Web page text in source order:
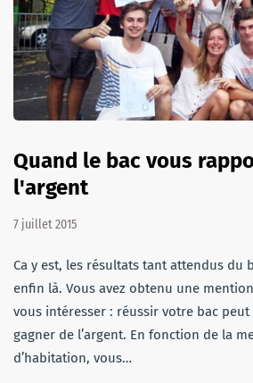
Quand le bac vous
l'argent
7 juillet 2015
Ca y est, les résultats tant attendus du
enfin là. Vous avez obtenu une
vous intéresser : réussir votre bac
gagner de l’argent. En fonction de la
d’habitation, vous…